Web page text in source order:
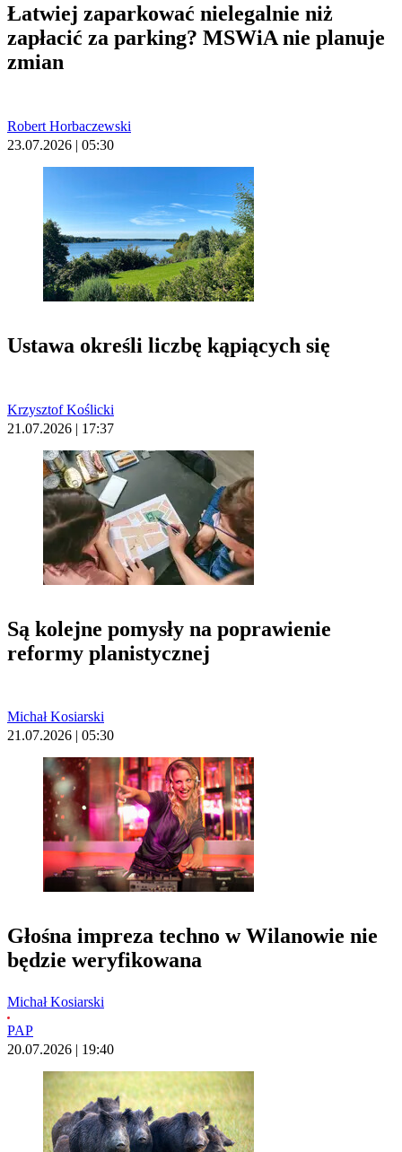
Łatwiej zaparkować nielegalnie niż
zapłacić za parking? MSWiA nie planuje
zmian
Robert Horbaczewski
23.07.2026 | 05:30
Ustawa określi liczbę kąpiących się
Krzysztof Koślicki
21.07.2026 | 17:37
Są kolejne pomysły na poprawienie
reformy planistycznej
Michał Kosiarski
21.07.2026 | 05:30
Głośna impreza techno w Wilanowie nie
będzie weryfikowana
Michał Kosiarski
PAP
20.07.2026 | 19:40